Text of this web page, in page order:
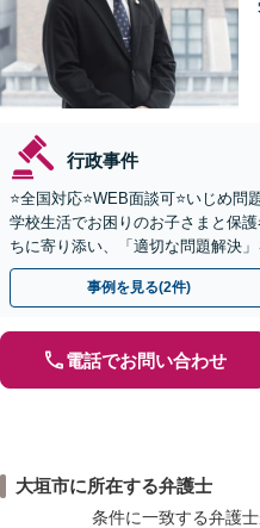
行政事件
⭐️全国対応⭐️WEB面談可⭐️いじめ
学校生活でお困りのお子さまと保
ちに寄り添い、「適切な問題解決
料】
事例を見る(2件)
電話でお問い合わせ
大垣市に所在する弁護士
条件に一致する弁護